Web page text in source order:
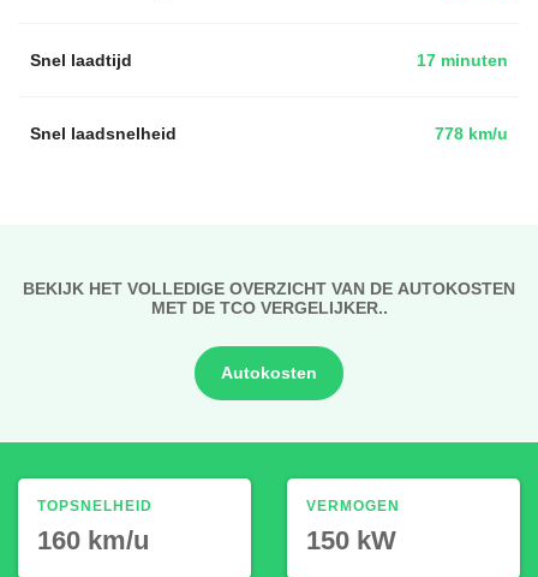
Snel laadtijd 17 minuten
Snel laadsnelheid 778 km/u
BEKIJK HET VOLLEDIGE OVERZICHT VAN DE AUTOKOSTEN
MET DE TCO VERGELIJKER..
Autokosten
TOPSNELHEID
160 km/u
VERMOGEN
150 kW